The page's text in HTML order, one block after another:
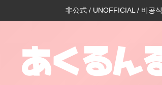
非公式 / UNOFFICIAL / 비공식